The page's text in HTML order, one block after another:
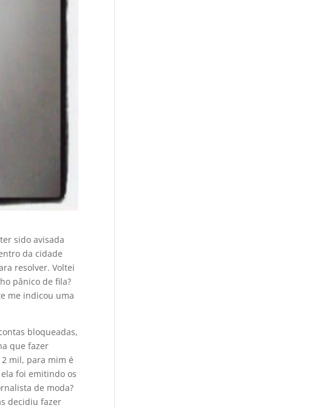
sido avisada
da cidade
resolver. Voltei
pânico de fila?
me indicou uma
bloqueadas,
que fazer
mil, para mim é
foi emitindo os
de moda?
decidiu fazer